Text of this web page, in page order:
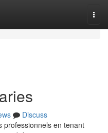
Discuss
professionnels en tenant